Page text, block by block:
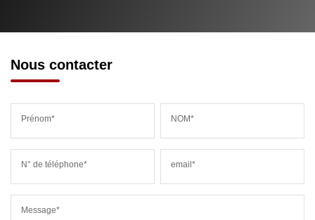
Nous contacter
Prénom* NOM*
N° de téléphone* email*
Message*